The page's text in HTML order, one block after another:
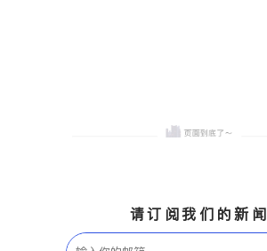
请订阅我们的新闻